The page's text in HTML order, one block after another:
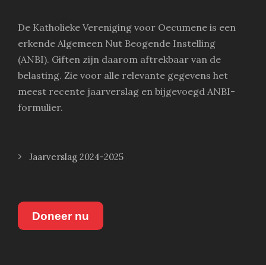
De Katholieke Vereniging voor Oecumene is een
erkende Algemeen Nut Beogende Instelling
(ANBI). Giften zijn daarom aftrekbaar van de
belasting. Zie voor alle relevante gegevens het
meest recente jaarverslag en bijgevoegd ANBI-
formulier.
Jaarverslag 2024-2025
Doneer nu